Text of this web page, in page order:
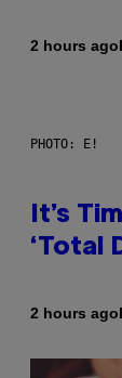
2 hours ago
PHOTO: E!
It’s
‘Total
2 hours ago